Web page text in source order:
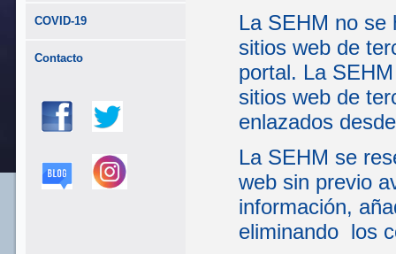
COVID-19
Contacto
La SEHM no se
sitios web de
portal. La
sitios web de
enlazados
La SEHM se
web sin previo
información,
eliminando los